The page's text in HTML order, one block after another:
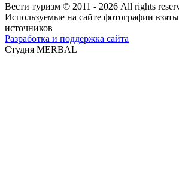
Вести туризм © 2011 - 2026 All rights
Используемые на сайте фотографии
источников
Разработка и поддержка сайта
Студия MERBAL